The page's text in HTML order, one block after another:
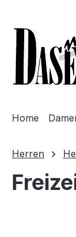
Hauptinhalt
Zur
Home
Herren